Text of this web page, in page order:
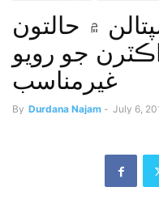
۾ حالتون
جو رويو
غيرمناسب
By Durdana Najam - July 6,